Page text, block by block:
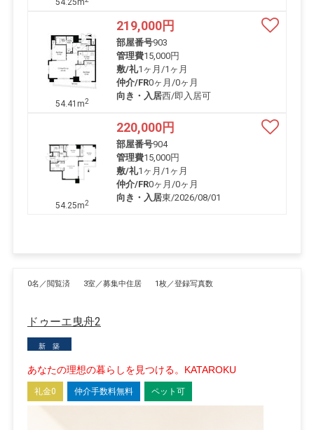
54.25m
54.41m2
219,000円
部屋番号903
管理費15,000円
敷/礼1ヶ月 /1ヶ月
仲介/FR0ヶ月 /0ヶ月
向き・入居西/即入居可
54.25m2
220,000円
部屋番号904
管理費15,000円
敷/礼1ヶ月 /1ヶ月
仲介/FR0ヶ月 /0ヶ月
向き・入居東/2026/08/01
0名／閲覧済 3室／募集中住居 1枚／登録写真数
ドゥーエ曳舟2
新 築
あなたの理想の暮らしを見つける。KATAROKU
礼金0 仲介手数料無料 ペット可